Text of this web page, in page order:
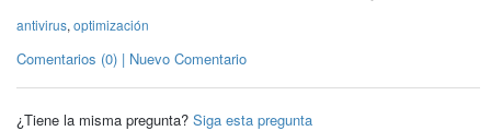
antivirus, optimización
Comentarios (0) | Nuevo Comentario
¿Tiene la misma pregunta? Siga esta pregunta